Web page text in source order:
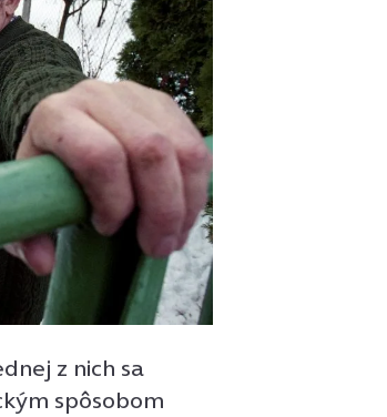
z nich sa
spôsobom